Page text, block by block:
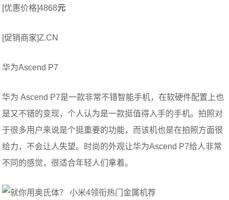
[优惠价格]4868元
[促销商家]Z.CN
华为Ascend P7
华为 Ascend P7是一款非常不错智能手机，在软硬件配置上也
是又不错的变现，个人认为是一款挺值得入手的手机。拍照对
于很多用户来说是个挺重要的功能，而该机也是在拍照方面很
给力，不会让人失望。时尚的外观让华为Ascend P7给人非常
不同的感觉，很适合年轻人们拿着。